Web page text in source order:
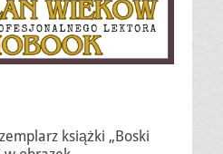
książki „Boski